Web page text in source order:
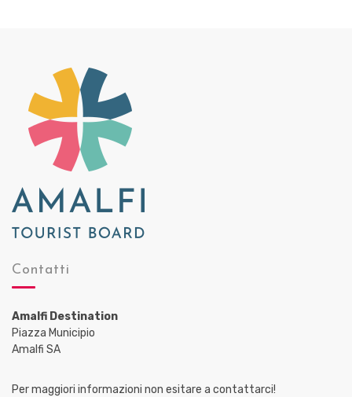
Contatti
Amalfi Destination
Piazza Municipio
Amalfi SA
Per maggiori informazioni non esitare a contattarci!